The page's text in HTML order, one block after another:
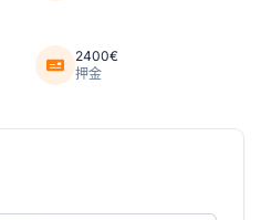
2400€
押金